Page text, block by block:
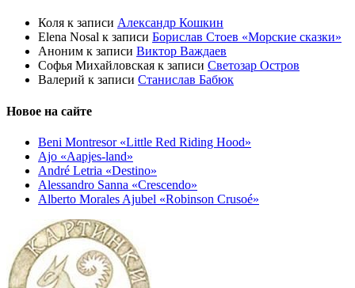
Коля к записи Александр Кошкин
Elena Nosal к записи Борислав Стоев «Морские сказки»
Аноним к записи Виктор Важдаев
Софья Михайловская к записи Светозар Остров
Валерий к записи Станислав Бабюк
Новое на сайте
Beni Montresor «Little Red Riding Hood»
Ajo «Aapjes-land»
André Letria «Destino»
Alessandro Sanna «Crescendo»
Alberto Morales Ajubel «Robinson Crusoé»